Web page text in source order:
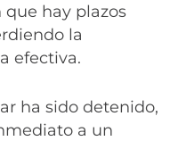
que hay plazos
la
efectiva.
ha sido detenido,
a un